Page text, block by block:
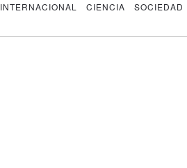
INTERNACIONAL CIENCIA SOCIEDAD